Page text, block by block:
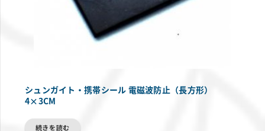
シュンガイト・携帯シール 電磁波防止（長方形）
4×3CM
続きを読む